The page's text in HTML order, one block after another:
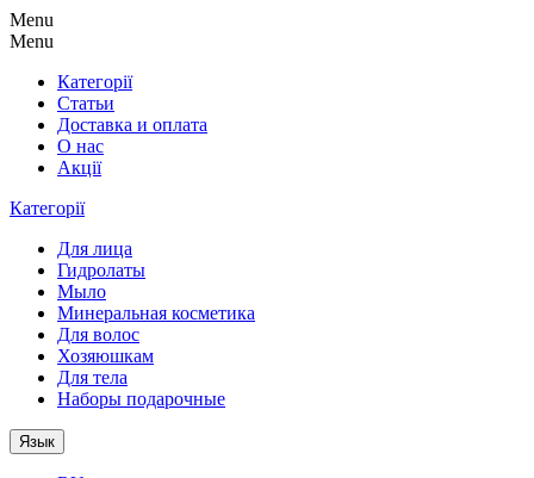
Menu
Menu
Категорії
Статьи
Доставка и оплата
О нас
Акції
Категорії
Для лица
Гидролаты
Мыло
Минеральная косметика
Для волос
Хозяюшкам
Для тела
Наборы подарочные
Язык